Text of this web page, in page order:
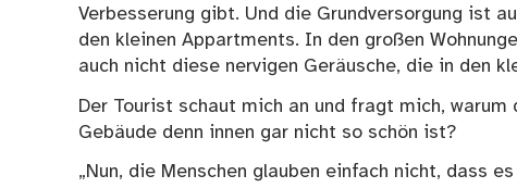
Verbesserung gibt. Und die Grundversorgung ist
den kleinen Appartments. In den großen
auch nicht diese nervigen Geräusche, die in den
Der Tourist schaut mich an und fragt mich,
Gebäude denn innen gar nicht so schön ist?
„Nun, die Menschen glauben einfach nicht, dass